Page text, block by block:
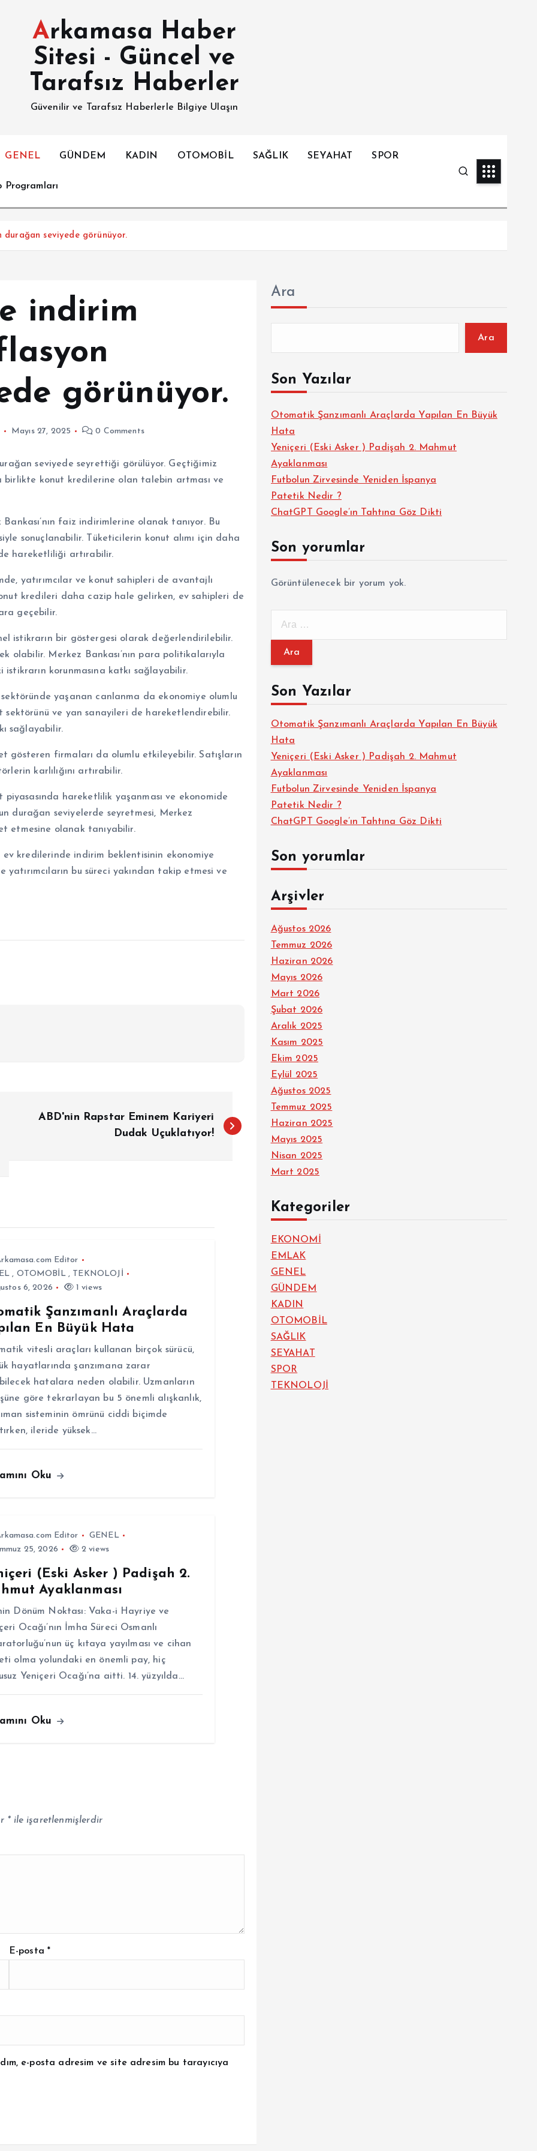
Arkamasa Haber
Sitesi - Güncel ve
Tarafsız Haberler
Güvenilir ve Tarafsız Haberlerle Bilgiye Ulaşın
GENEL GÜNDEM KADIN OTOMOBİL SAĞLIK SEYAHAT SPOR
Programları
seviyede görünüyor.
indirim
görünüyor.
Mayıs 27, 2025 0 Comments
seviyede seyrettiği görülüyor. Geçtiğimiz
birlikte konut kredilerine olan talebin artması ve
faiz indirimlerine olanak tanıyor. Bu
sonuçlanabilir. Tüketicilerin konut alımı için daha
hareketliliği artırabilir.
yatırımcılar ve konut sahipleri de avantajlı
kredileri daha cazip hale gelirken, ev sahipleri de
geçebilir.
istikrarın bir göstergesi olarak değerlendirilebilir.
olabilir. Merkez Bankası’nın para politikalarıyla
korunmasına katkı sağlayabilir.
yaşanan canlanma da ekonomiye olumlu
sektörünü ve yan sanayileri de hareketlendirebilir.
sağlayabilir.
gösteren firmaları da olumlu etkileyebilir. Satışların
karlılığını artırabilir.
hareketlilik yaşanması ve ekonomide
durağan seviyelerde seyretmesi, Merkez
etmesine olanak tanıyabilir.
ev kredilerinde indirim beklentisinin ekonomiye
bu süreci yakından takip etmesi ve
ABD'nin Rapstar Eminem Kariyeri
Dudak Uçuklatıyor!
Editor
, OTOMOBİL, TEKNOLOJİ
6, 2026
1 views
Şanzımanlı Araçlarda
En Büyük Hata
vitesli araçları kullanan birçok sürücü,
hayatlarında şanzımana zarar
hatalara neden olabilir. Uzmanların
göre tekrarlayan bu 5 önemli alışkanlık,
sisteminin ömrünü ciddi biçimde
ileride yüksek…
Oku
Editor
GENEL
25, 2026
2 views
(Eski Asker ) Padişah 2.
Ayaklanması
Dönüm Noktası: Vaka-i Hayriye ve
Ocağı’nın İmha Süreci Osmanlı
üç kıtaya yayılması ve cihan
olma yolundaki en önemli pay, hiç
Yeniçeri Ocağı’na aitti. 14. yüzyılda…
Oku
*ile işaretlenmişlerdir
E-posta*
e-posta adresim ve site adresim bu tarayıcıya
Ara
Ara
Son Yazılar
Otomatik Şanzımanlı Araçlarda Yapılan En Büyük
Hata
Yeniçeri (Eski Asker ) Padişah 2. Mahmut
Ayaklanması
Futbolun Zirvesinde Yeniden İspanya
Patetik Nedir ?
ChatGPT Google’ın Tahtına Göz Dikti
Son yorumlar
Görüntülenecek bir yorum yok.
m
:Son Yazılar
Otomatik Şanzımanlı Araçlarda Yapılan En Büyük
Hata
Yeniçeri (Eski Asker ) Padişah 2. Mahmut
Ayaklanması
Futbolun Zirvesinde Yeniden İspanya
Patetik Nedir ?
ChatGPT Google’ın Tahtına Göz Dikti
Son yorumlar
Arşivler
Ağustos 2026
Temmuz 2026
Haziran 2026
Mayıs 2026
Mart 2026
Şubat 2026
Aralık 2025
Kasım 2025
Ekim 2025
Eylül 2025
Ağustos 2025
Temmuz 2025
Haziran 2025
Mayıs 2025
Nisan 2025
Mart 2025
Kategoriler
EKONOMİ
EMLAK
GENEL
GÜNDEM
KADIN
OTOMOBİL
SAĞLIK
SEYAHAT
SPOR
TEKNOLOJİ